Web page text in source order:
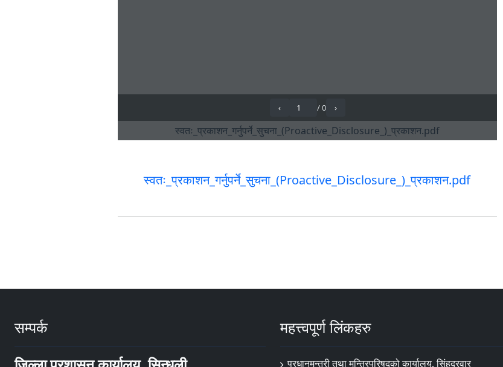
स्वतः_प्रकाशन_गर्नुपर्ने_सुचना_(Proactive_Disclosure_)_प्रकाशन.pdf
सम्पर्क महत्त्वपूर्ण लिंकहरु
प्रधानमन्त्री तथा मन्त्रिपरिषद्को कार्यालय, सिंहदरवार